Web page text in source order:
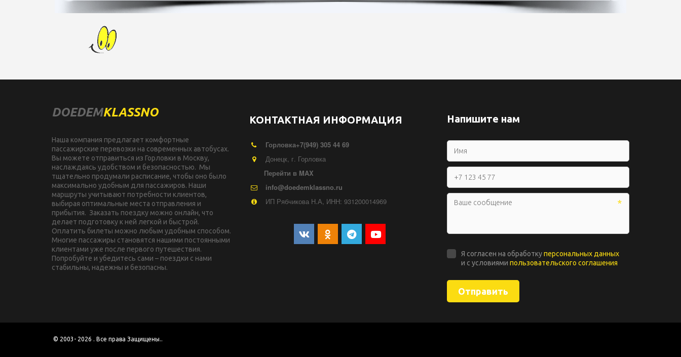
DOEDEMKLASSNO
Наша компания предлагает комфортные
пассажирские перевозки на современных автобусах.
Вы можете отправиться из Горловки в Москву,
наслаждаясь удобством и безопасностью.  Мы
тщательно продумали расписание, чтобы оно было
максимально удобным для пассажиров. Наши
маршруты учитывают потребности клиентов,
выбирая оптимальные места отправления и
прибытия.  Заказать поездку можно онлайн, что
делает подготовку к ней легкой и быстрой.
Оплатить билеты можно любым удобным способом.
Многие пассажиры становятся нашими постоянными
клиентами уже после первого путешествия.
Попробуйте и убедитесь сами – поездки с нами
стабильны, надежны и безопасны.
КОНТАКТНАЯ ИНФОРМАЦИЯ
Горловка+7(949) 305 44 69
Донецк, г. Горловка
Перейти в MAX
info@doedemklassno.ru
ИП Рябчикова Н.А, ИНН: 931200014969
Напишите нам
*
Я согласен на обработкуперсональных данных
и с условиями пользовательского соглашения
Отправить
© 2003- 2026 . Все права Защищены..